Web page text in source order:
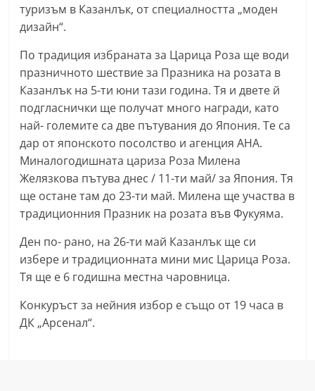
z
n
l
a
k
-
b
g
.
f
o
,
g
a
туризъм в Казанлък, от специалността „моден
дизайн“.
По традиция избраната за Царица Роза ще води
празничното шествие за Празника на розата в
Казанлък на 5-ти юни тази година. Тя и двете й
подгласнички ще получат много награди, като
най- големите са две пътувания до Япония. Те са
дар от японското посолство и агенция АНА.
Миналогодишната цариза Роза Милена
Желязкова пътува днес / 11-ти май/ за Япония. Тя
ще остане там до 23-ти май. Милена ще участва в
традиционния Празник на розата във Фукуяма.
Ден по- рано, на 26-ти май Казанлък ще си
избере и традиционната мини мис Царица Роза.
Тя ще е 6 годишна местна чаровница.
Конкуръст за нейния избор е също от 19 часа в
ДК „Арсенал“.